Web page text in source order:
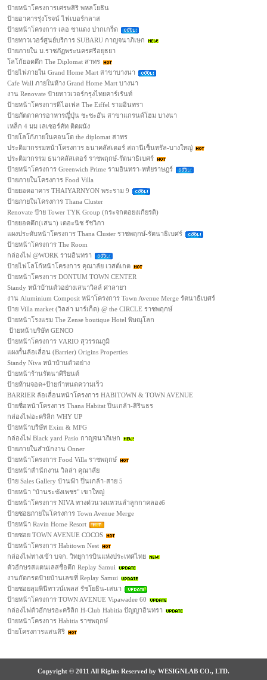
ป้ายหน้าโครงการเศรษสิริ พหลโยธิน
ป้ายอาคารรุ่งโรจน์ ไฟเบอร์กลาส
ป้ายหน้าโครงการ เลอ ชาแดง ปากเกร็ด
ป้ายทาวเวอร์ศูนย์บริการ SUBARU กาญจนาภิเษก
ป้ายภายใน ม.ราชภัฏพระนครศรีอยุธยา
โลโก้ยอดตึก The Diplomat สาทร
ป้ายไฟภายใน Grand Home Mart สาขาบางนา
Cafe Wall ภายในห้าง Grand Home Mart บางนา
งาน Renovate ป้ายทาวเวอร์กรุงไทยคาร์เร้นท์
ป้ายหน้าโครงการดิไอเฟล The Eiffel รามอินทรา
ป้ายภัตตาคารอาหารญี่ปุ่น ชะชะอัน สาขาแกรนด์โฮม บางนา
เหล็ก 4 มม เลเซอร์คัท ติดผนัง
ป้ายโลโก้ภายในคอนโด the diplomat สาทร
ประติมากรรมหน้าโครงการ ธนาคลัสเตอร์ สถานีเซ็นทรัล-บางใหญ่
ประติมากรรม ธนาคลัสเตอร์ ราชพฤกษ์-รัตนาธิเบศร์
ป้ายหน้าโครงการ Greenwich Prime รามอินทรา-หทัยราษฎร์
ป้ายภายในโครงการ Food Villa
ป้ายยอดอาคาร THAIYARNYON พระราม 9
ป้ายภายในโครงการ Thana Cluster
Renovate ป้าย Tower TYK Group (กระจกตอยงเกียรติ)
ป้ายยอดตึก(เสนา) เดอะนิช รัชวิภา
แผงประดับหน้าโครงการ Thana Cluster ราชพฤกษ์-รัตนาธิเบศร์
ป้ายหน้าโครงการ The Room
กล่องไฟ @WORK รามอินทรา
ป้ายไฟโลโก้หน้าโครงการ คุณาลัย เวสต์เกต
ป้ายหน้าโครงการ DONTUM TOWN CENTER
Standy หน้าบ้านตัวอย่างเสนาวิลล์ ศาลายา
งาน Aluminium Composit หน้าโครงการ Town Avenue Merge รัตนาธิเบศร์
ป้าย Villa market (วิลล่า มาร์เก็ต) @ the CIRCLE ราชพฤกษ์
ป้ายหน้าโรงแรม The Zense boutique Hotel พิษณุโลก
ป้ายหน้าบริษัท GENCO
ป้ายหน้าโครงการ VARIO สุวรรณภูมิ
แผงกั้นล้อเลื่อน (Barrier) Origins Properties
Standy Niva หน้าบ้านตัวอย่าง
ป้ายหน้าร้านรัตนาศิริยนต์
ป้ายห้ามจอด+ป้ายกำหนดความเร็ว
BARRIER ล้อเลื่อนหน้าโครงการ HABITOWN & TOWN AVENUE
ป้ายชื่อหน้าโครงการ Thana Habitat ปิ่นเกล้า-สิรินธร
กล่องไฟอะคริลิก WHY UP
ป้ายหน้าบริษัท Exim & MFG
กล่องไฟ Black yard Pasio กาญจนาภิเษก
ป้ายภายในสำนักงาน Onner
ป้ายหน้าโครงการ Food Villa ราชพฤกษ์
ป้ายหน้าสำนักงาน วิลล่า คุณาลัย
ป้าย Sales Gallery บ้านฟ้า ปิ่นเกล้า-สาย 5
ป้ายหน้า "บ้านระฆังเพชร" เขาใหญ่
ป้ายหน้าโครงการ NIVA ทางด่วนวงแหวนลำลูกกาคลอง6
ป้ายซอยภายในโครงการ Town Avenue Merge
ป้ายหน้า Ravin Home Resort
ป้ายซอย TOWN AVENUE COCOS
ป้ายหน้าโครงการ Habitown Nest
กล่องไฟทางเข้า บจก. วิทยุการบินแห่งประเทศไทย
ตัวอักษรสแตนเลสชื่อตึก Replay Samui
งานกัดกรดป้ายบ้านเลขที่ Replay Samui
ป้ายซอยลุมพินีทาวน์เพลส รัชโยธิน-เสนา
ป้ายหน้าโครงการ TOWN AVENUE Vipawadee 60
กล่องไฟตัวอักษรอะคริลิก H-Club Habitia ปัญญาอินทรา
ป้ายหน้าโครงการ Habitia ราชพฤกษ์
ป้ายโครงการแสนสิริ
Copyright © 2011 All Rights Reserved by WESIGNLAB CO., LTD.